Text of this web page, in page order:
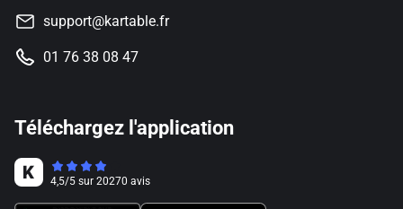
support@kartable.fr
01 76 38 08 47
Téléchargez l'application
4,5/5 sur 20270 avis